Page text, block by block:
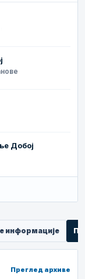
Добој
информације
Преглед архиве